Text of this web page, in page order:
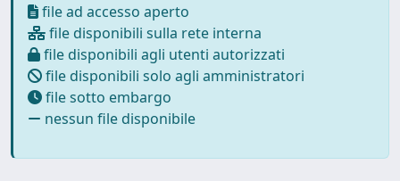
file ad accesso aperto
file disponibili sulla rete interna
file disponibili agli utenti autorizzati
file disponibili solo agli amministratori
file sotto embargo
nessun file disponibile